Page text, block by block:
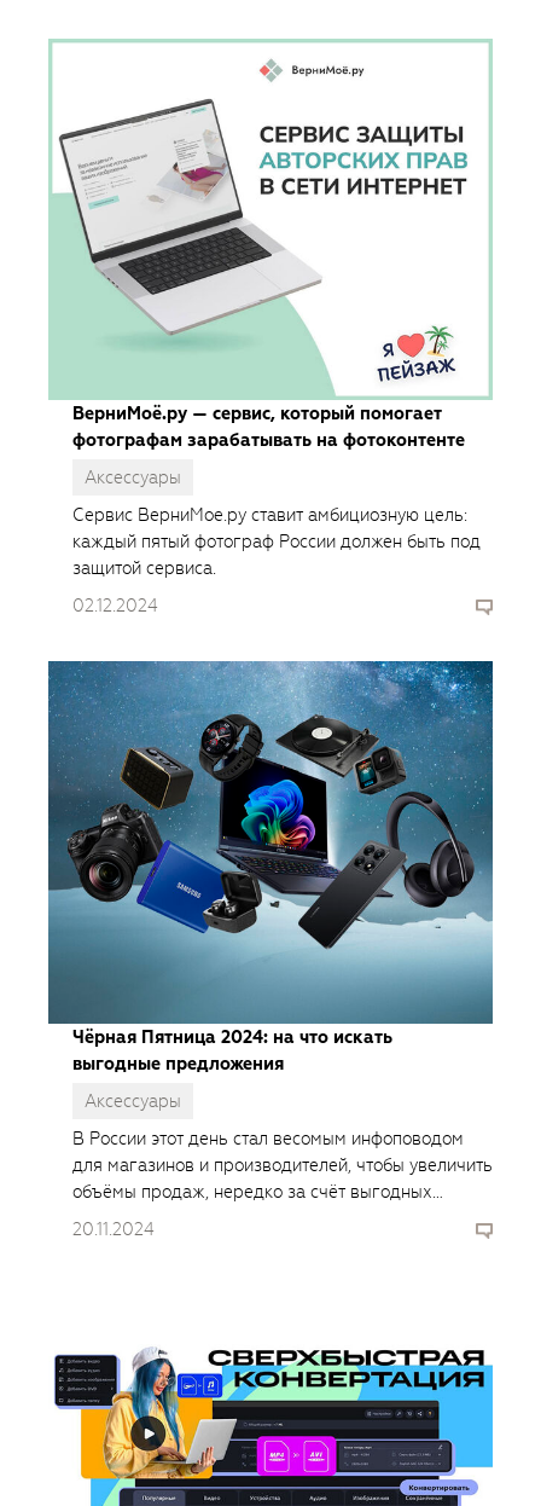
ВерниМоё.ру — сервис, который помогает
фотографам зарабатывать на фотоконтенте
Аксессуары
Сервис ВерниМое.ру ставит амбициозную цель:
каждый пятый фотограф России должен быть под
защитой сервиса.
02.12.2024
Чёрная Пятница 2024: на что искать
выгодные предложения
Аксессуары
В России этот день стал весомым инфоповодом
для магазинов и производителей, чтобы увеличить
объёмы продаж, нередко за счёт выгодных
предложений.
20.11.2024